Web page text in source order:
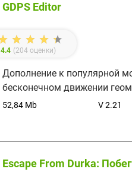
GDPS Editor
4.4 (204 оценки)
Дополнение к популярной
бесконечном движении
52,84 Mb V 2.21
Escape From Durka: